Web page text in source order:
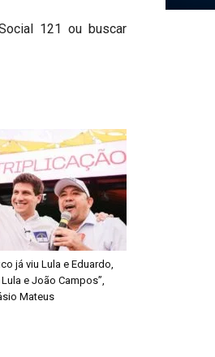
121 ou buscar
já viu Lula e Eduardo,
e João Campos”,
Mateus